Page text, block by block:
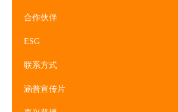
合作伙伴
ESG
联系方式
涵普宣传片